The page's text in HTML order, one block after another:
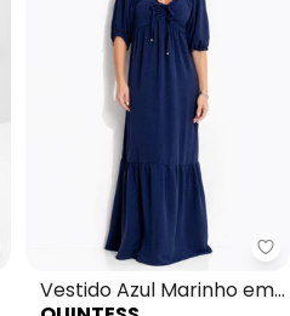
- Vestido Feminino em
Vestido Azul Marinho em